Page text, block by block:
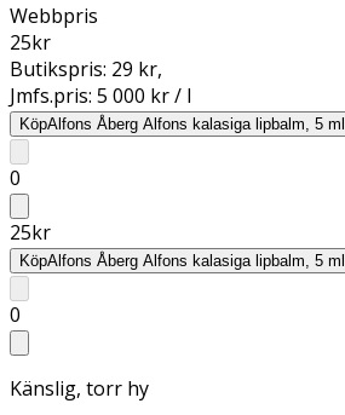
Webbpris
25kr
Butikspris: 29 kr,
Jmfs.pris: 5 000 kr / l
KöpAlfons Åberg Alfons kalasiga lipbalm, 5 ml
0
25kr
KöpAlfons Åberg Alfons kalasiga lipbalm, 5 ml
0
Känslig, torr hy